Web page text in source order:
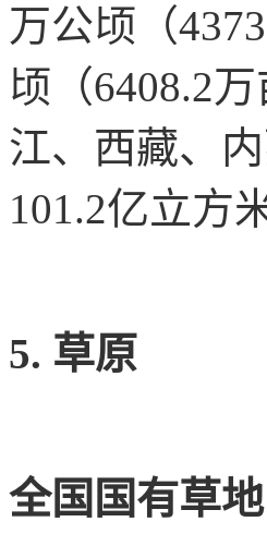
万公顷（
顷（6408.2
江、西藏、
101.2亿立方
5. 草原
全国国有草